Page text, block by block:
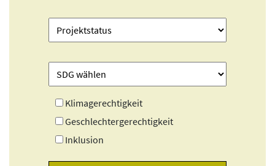
Klimagerechtigkeit
Geschlechtergerechtigkeit
Inklusion